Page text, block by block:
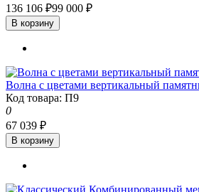
136 106 ₽99 000 ₽
В корзину
Волна с цветами вертикальный
Код товара: П9
0
67 039 ₽
В корзину